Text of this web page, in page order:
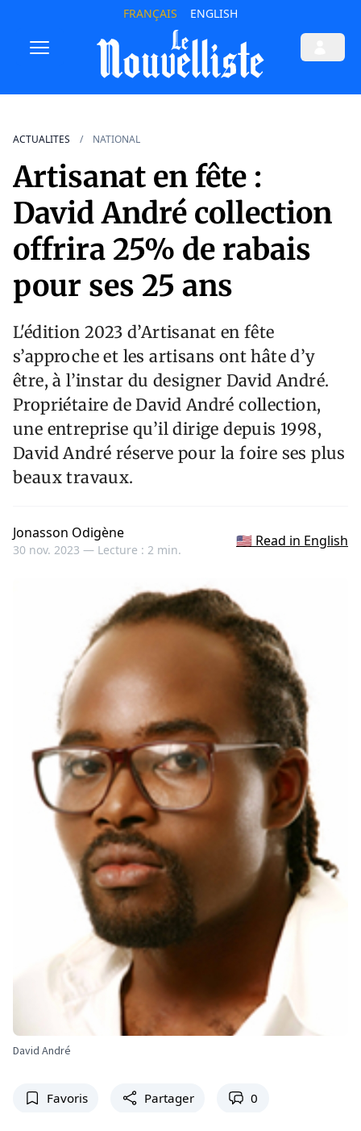
FRANÇAIS ENGLISH
ACTUALITES NATIONAL
Artisanat en fête :
David André collection
offrira 25% de rabais
pour ses 25 ans
L'édition 2023 d’Artisanat en fête
s’approche et les artisans ont hâte d’y
être, à l’instar du designer David André.
Propriétaire de David André collection,
une entreprise qu’il dirige depuis 1998,
David André réserve pour la foire ses plus
beaux travaux.
Jonasson Odigène
30 nov. 2023 — Lecture : 2 min.
🇺🇸 Read in English
David André
Favoris Partager 0